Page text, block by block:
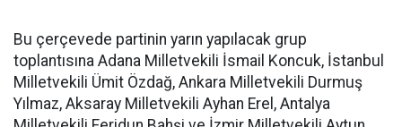
Bu çerçevede partinin yarın yapılacak grup
toplantısına Adana Milletvekili İsmail Koncuk, İstanbul
Milletvekili Ümit Özdağ, Ankara Milletvekili Durmuş
Yılmaz, Aksaray Milletvekili Ayhan Erel, Antalya